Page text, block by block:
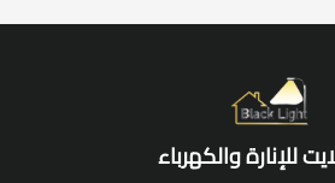
للإنارة والكهرباء